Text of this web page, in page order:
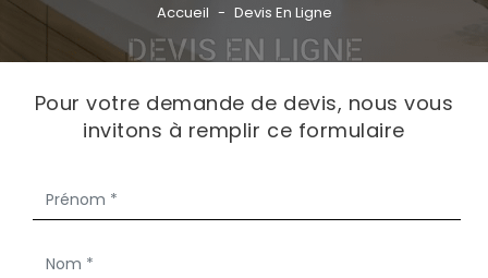
NOS PRODUITS
CATALOGUES
RÉFÉRENCES
PARTENAIRES
CONSEILS PRATIQUES
CONTACT
Accueil Devis En Ligne
DEVIS EN LIGNE
Pour votre demande de devis, nous vous
invitons à remplir ce formulaire